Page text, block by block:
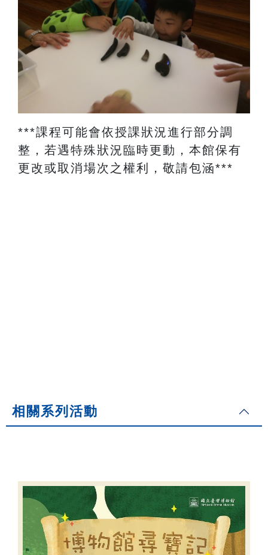
​***課程可能會依授課狀況進行部分調
整，若遇特殊狀況臨時更動，本館保有
更改或取消場次之權利，敬請包涵***
相關系列活動